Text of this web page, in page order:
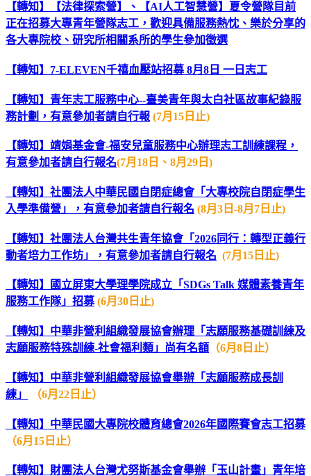
【轉知】【法律探索營】、【AI人工智慧營】夏令營隊目前
正在招募大專青年營隊志工，歡迎具備服務熱忱、樂於分享的
各大專院校、研究所相關系所的學生參加徵選
【轉知】7-ELEVEN千禧血壓站招募 8月8日 一日志工
【轉知】青年志工服務中心--臺美青年與太白社區故事紀錄服
務計劃，有意參加者請自行報 (7月15日止)
【轉知】靖娟基金會-福安兒童服務中心辦理志工訓練課程，
有意參加者請自行報名(7月18日、8月29日)
【轉知】社團法人中華民國自閉症總會「大專校院自閉症學生
入學準備營」，有意參加者請自行報名 (8月3日-8月7日止)
【轉知】社團法人台灣共生青年協會「2026同行：轉型正義行
動者培力工作坊」，有意參加者請自行報名 (7月15日止)
【轉知】國立屏東大學理學院成立「SDGs Talk 媒體素養青年
服務工作隊」招募(6月30日止)
【轉知】中華非營利組織發展協會辦理「志願服務基礎訓練及
志願服務特殊訓練-社會福利類」尚有名額 （6月8日止）
【轉知】中華非營利組織發展協會舉辦「志願服務成長訓
練」
（6月22日止）
【轉知】中華民國大專院校體育總會2026年國際賽會志工招募
（6月15日止）
【轉知】財團法人台灣尤努斯基金會舉辦「玉山計畫」青年培